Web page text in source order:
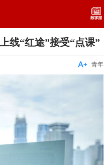
线“红途”接受“点课”
青年
